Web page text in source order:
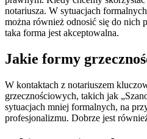
notariusza. W sytuacjach
można również odnosić się do nich
taka forma jest akceptowalna.
Jakie formy
W kontaktach z notariuszem
grzecznościowych, takich jak
sytuacjach mniej formalnych, na
profesjonalizmu. Dobrze jest